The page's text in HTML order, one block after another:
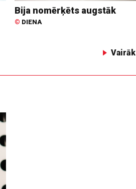
Bija nomērķēts augstāk
© DIENA
Vairāk